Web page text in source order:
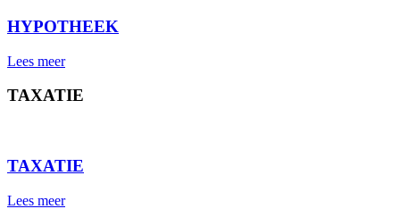
HYPOTHEEK
Lees meer
TAXATIE
TAXATIE
Lees meer